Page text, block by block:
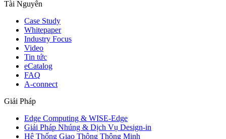
Tài Nguyên
Case Study
Whitepaper
Industry Focus
Video
Tin tức
eCatalog
FAQ
A-connect
Giải Pháp
Edge Computing & WISE-Edge
Giải Pháp Nhúng & Dịch Vụ Design-in
Hệ Thống Giao Thông Thông Minh